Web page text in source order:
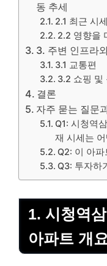
동 추세
2.1 최근 시
2.2 영향을
3. 주변 인프라
3.1 교통편
3.2 쇼핑 및
결론
자주 묻는 질문
Q1: 시청역
재 시세는
Q2: 이 아
Q3: 투자하
1. 시청역
아파트 개